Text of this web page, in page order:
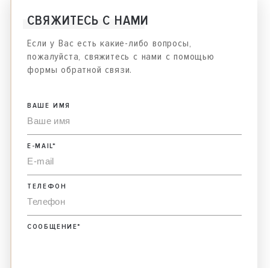
СВЯЖИТЕСЬ С НАМИ
Если у Вас есть какие-либо вопросы,
пожалуйста, свяжитесь с нами с помощью
формы обратной связи.
ВАШЕ ИМЯ
E-MAIL*
ТЕЛЕФОН
СООБЩЕНИЕ*